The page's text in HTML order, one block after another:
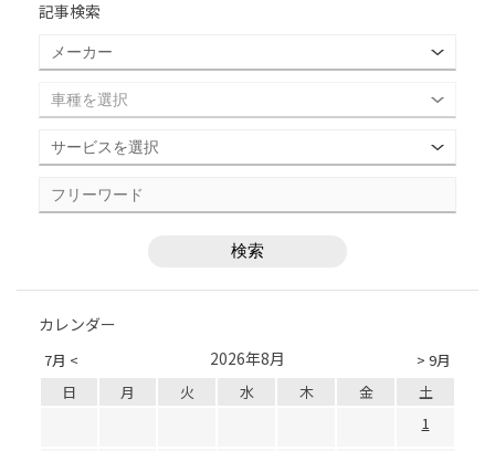
記事検索
カレンダー
7月 < > 9月
2026年8月
日 月 火 水 木 金
土
1